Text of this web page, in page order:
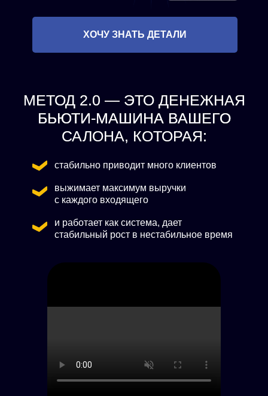
ХОЧУ ЗНАТЬ ДЕТАЛИ
МЕТОД 2.0 — ЭТО ДЕНЕЖНАЯ
БЬЮТИ-МАШИНА ВАШЕГО
САЛОНА, КОТОРАЯ:
стабильно приводит много клиентов
выжимает максимум выручки
с каждого входящего
и работает как система, дает
стабильный рост в нестабильное время